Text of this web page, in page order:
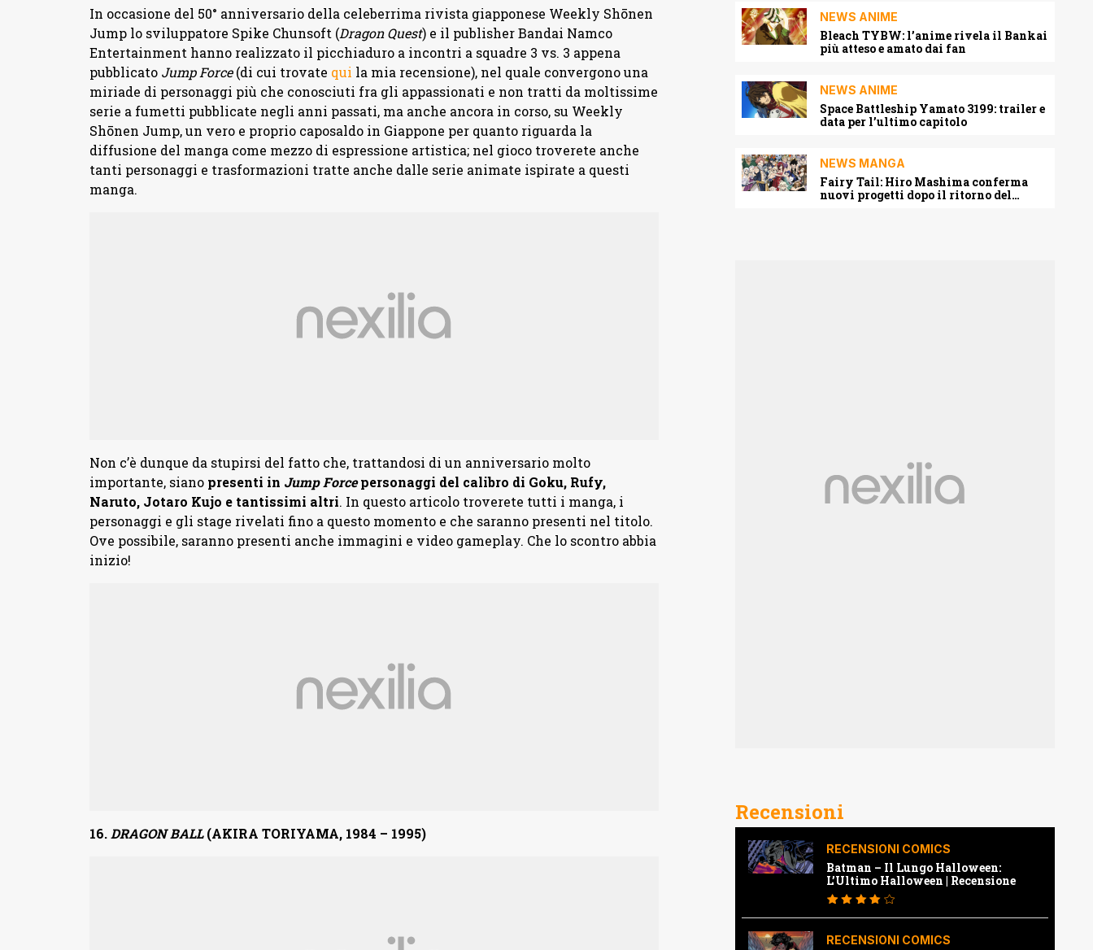
In occasione del 50° anniversario della celeberrima rivista giapponese Weekly Shōnen
Jump lo sviluppatore Spike Chunsoft (Dragon Quest) e il publisher Bandai Namco
Entertainment hanno realizzato il picchiaduro a incontri a squadre 3 vs. 3 appena
pubblicato Jump Force(di cui trovate qui la mia recensione), nel quale convergono una
miriade di personaggi più che conosciuti fra gli appassionati e non tratti da moltissime
serie a fumetti pubblicate negli anni passati, ma anche ancora in corso, su Weekly
Shōnen Jump, un vero e proprio caposaldo in Giappone per quanto riguarda la
diffusione del manga come mezzo di espressione artistica; nel gioco troverete anche
tanti personaggi e trasformazioni tratte anche dalle serie animate ispirate a questi
manga.
Non c’è dunque da stupirsi del fatto che, trattandosi di un anniversario molto
importante, siano presenti in Jump Forcepersonaggi del calibro di Goku, Rufy,
Naruto, Jotaro Kujo e tantissimi altri. In questo articolo troverete tutti i manga, i
personaggi e gli stage rivelati fino a questo momento e che saranno presenti nel titolo.
Ove possibile, saranno presenti anche immagini e video gameplay. Che lo scontro abbia
inizio!
16.DRAGON BALL(AKIRA TORIYAMA, 1984 – 1995)
NEWS ANIME
Bleach TYBW: l’anime rivela il Bankai
più atteso e amato dai fan
NEWS ANIME
Space Battleship Yamato 3199: trailer e
data per l’ultimo capitolo
NEWS MANGA
Fairy Tail: Hiro Mashima conferma
nuovi progetti dopo il ritorno del
Recensioni
RECENSIONI COMICS
Batman – Il Lungo Halloween:
L’Ultimo Halloween | Recensione
RECENSIONI COMICS